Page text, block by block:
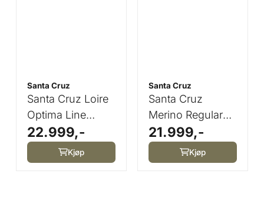
Santa Cruz
Santa Cruz Loire
Optima Line
Saddle
22.999,-
Kjøp
Santa Cruz
Santa Cruz
Merino Regular
Line Saddle
21.999,-
Kjøp